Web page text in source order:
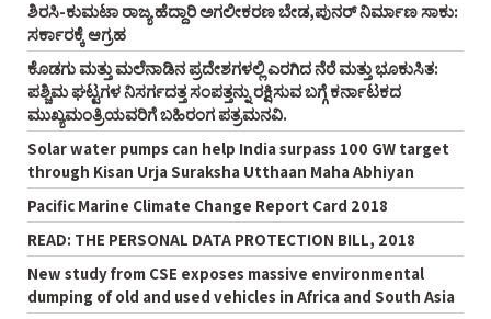
ಶಿರಸಿ-ಕುಮಟಾ ರಾಜ್ಯ ಹೆದ್ದಾರಿ ಅಗಲೀಕರಣ ಬೇಡ,ಪುನರ್‌ ನಿರ್ಮಾಣ ಸಾಕು:
ಸರ್ಕಾರಕ್ಕೆ ಆಗ್ರಹ
ಕೊಡಗು ಮತ್ತು ಮಲೆನಾಡಿನ ಪ್ರದೇಶಗಳಲ್ಲಿ ಎರಗಿದ ನೆರೆ ಮತ್ತು ಭೂಕುಸಿತ:
ಪಶ್ಚಿಮ ಘಟ್ಟಗಳ ನಿಸರ್ಗದತ್ತ ಸಂಪತ್ತನ್ನು ರಕ್ಷಿಸುವ ಬಗ್ಗೆ ಕರ್ನಾಟಕದ
ಮುಖ್ಯಮಂತ್ರಿಯವರಿಗೆ ಬಹಿರಂಗ ಪತ್ರಮನವಿ.
Solar water pumps can help India surpass 100 GW target
through Kisan Urja Suraksha Utthaan Maha Abhiyan
Pacific Marine Climate Change Report Card 2018
READ: THE PERSONAL DATA PROTECTION BILL, 2018
New study from CSE exposes massive environmental
dumping of old and used vehicles in Africa and South Asia